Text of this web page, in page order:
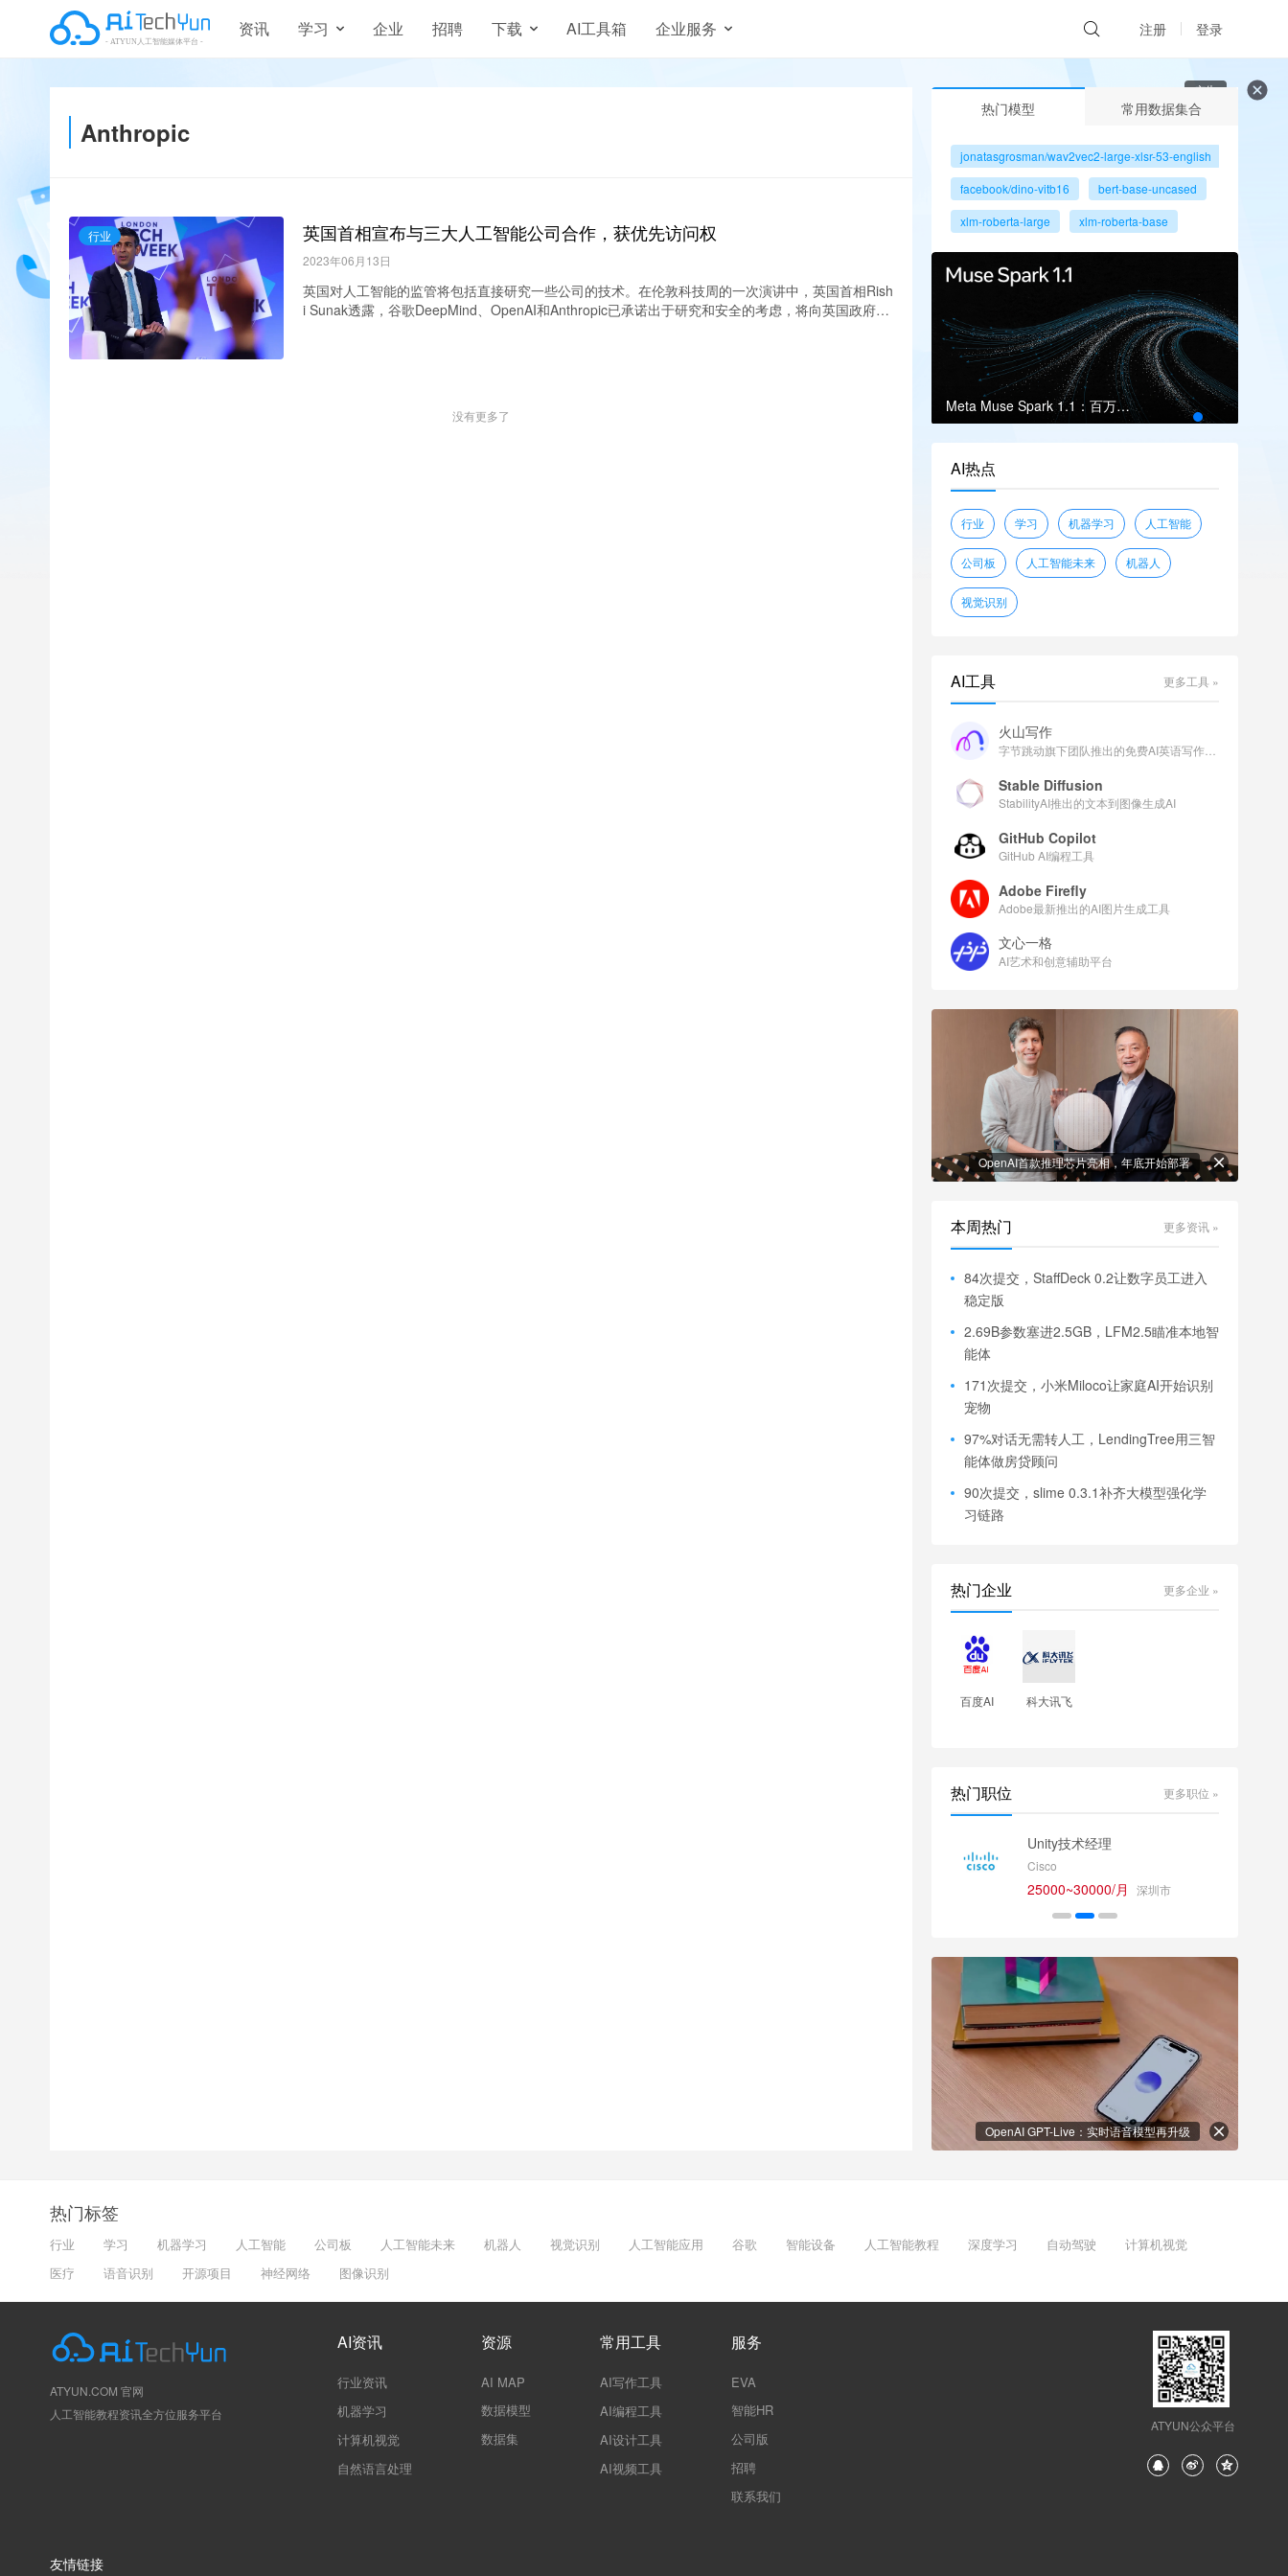
广告
资讯 学习 企业 招聘 下载 AI工具箱 企业服务 注册 登录
Anthropic
行业 英国首相宣布与三大人工智能公司合作，获优先访问权
2023年06月13日
英国对人工智能的监管将包括直接研究一些公司的技术。在伦敦科技周的一次演讲中，英国首相Rish
i Sunak透露，谷歌DeepMind、OpenAI和Anthropic已承诺出于研究和安全的考虑，将向英国政府提
没有更多了
热门模型 常用数据集合
jonatasgrosman/wav2vec2-large-xlsr-53-english
facebook/dino-vitb16
bert-base-uncased
xlm-roberta-large
xlm-roberta-base
gpt2
microsoft/resnet-50
facebook/dino-vits8
Meta Muse Spark 1.1：百万上下文瞄准多智能体
Grok 4.5登场：编码与长程智能体再升级
piqa
EleutherAI/lambada_openai
facebook/flores
AI热点
行业 学习 机器学习 人工智能
公司板 人工智能未来 机器人
视觉识别
AI工具 更多工具 »
火山写作
Stable Diffusion
StabilityAI推出的文本到图像生成AI
GitHub Copilot
GitHub AI编程工具
Adobe Firefly
Adobe最新推出的AI图片生成工具
文心一格
AI艺术和创意辅助平台
OpenAI首款推理芯片亮相，年底开始部署
本周热门 更多资讯 »
84次提交，StaffDeck 0.2让数字员工进入
稳定版
2.69B参数塞进2.5GB，LFM2.5瞄准本地智
能体
171次提交，小米Miloco让家庭AI开始识别
宠物
97%对话无需转人工，LendingTree用三智
能体做房贷顾问
90次提交，slime 0.3.1补齐大模型强化学
习链路
热门企业 更多企业 »
百度AI 科大讯飞
热门职位 更多职位 »
Unity技术经理
Cisco
25000~30000/月 深圳市
OpenAI GPT-Live：实时语音模型再升级
热门标签
行业 学习 机器学习 人工智能 公司板 人工智能未来 机器人 视觉识别 人工智能应用 谷歌 智能设备 人工智能教程 深度学习 自动驾驶
计算机视觉
医疗
语音识别 开源项目 神经网络 图像识别
ATYUN.COM 官网
人工智能教程资讯全方位服务平台
AI资讯
行业资讯
机器学习
计算机视觉
自然语言处理
资源
AI MAP
数据模型
数据集
常用工具
AI写作工具
AI编程工具
AI设计工具
AI视频工具
服务
EVA
智能HR
公司版
招聘
联系我们
ATYUN公众平台
友情链接